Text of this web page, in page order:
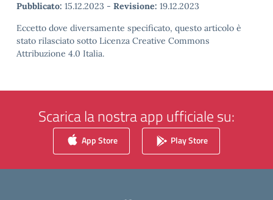
Pubblicato: 15.12.2023 - Revisione: 19.12.2023
Eccetto dove diversamente specificato, questo articolo è
stato rilasciato sotto Licenza Creative Commons
Attribuzione 4.0 Italia.
Scarica la nostra app ufficiale su:
App Store Play Store